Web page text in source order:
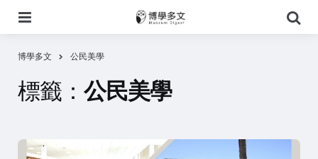
尋
博學多文 公民美學
標籤： 公民美學